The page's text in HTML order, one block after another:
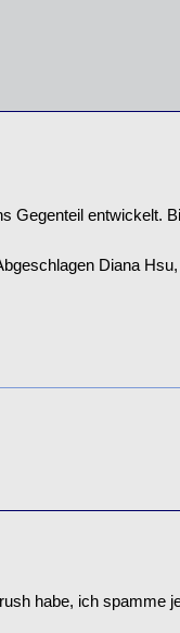
entwickelt.
Diana
habe, ich spamme